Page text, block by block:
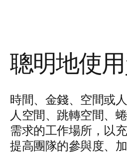
聰明地使
時間、金錢、空間或
人空間、跳轉空間、
需求的工作場所，以
提高團隊的參與度、